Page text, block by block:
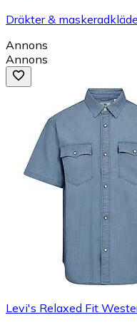
Dräkter &
Annons
Annons
Levi's Relaxed Fit